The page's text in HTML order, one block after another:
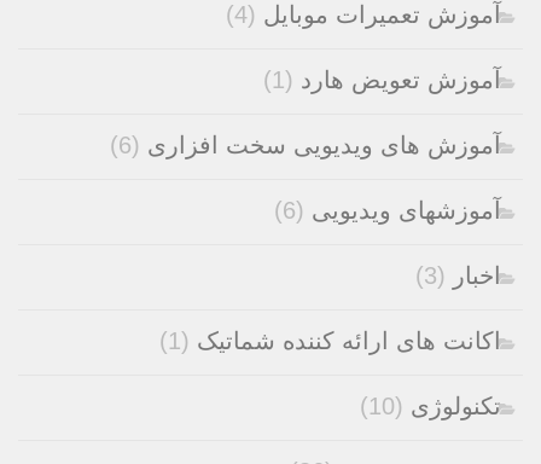
آموزش تعمیرات موبایل (4)
آموزش تعویض هارد (1)
آموزش های ویدیویی سخت افزاری (6)
آموزشهای ویدیویی (6)
اخبار (3)
اکانت های ارائه کننده شماتیک (1)
تکنولوژی (10)